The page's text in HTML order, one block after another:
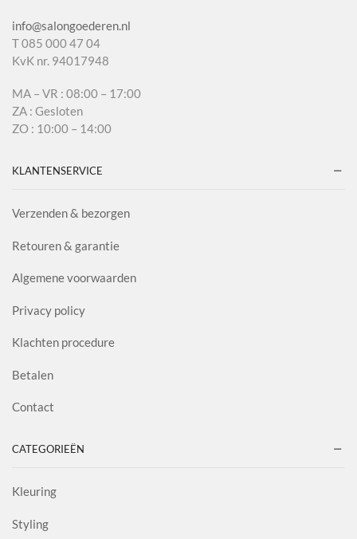
info@salongoederen.nl
T 085 000 47 04
KvK nr. 94017948
MA – VR : 08:00 – 17:00
ZA : Gesloten
ZO : 10:00 – 14:00
KLANTENSERVICE
Verzenden & bezorgen
Retouren & garantie
Algemene voorwaarden
Privacy policy
Klachten procedure
Betalen
Contact
CATEGORIEËN
Kleuring
Styling